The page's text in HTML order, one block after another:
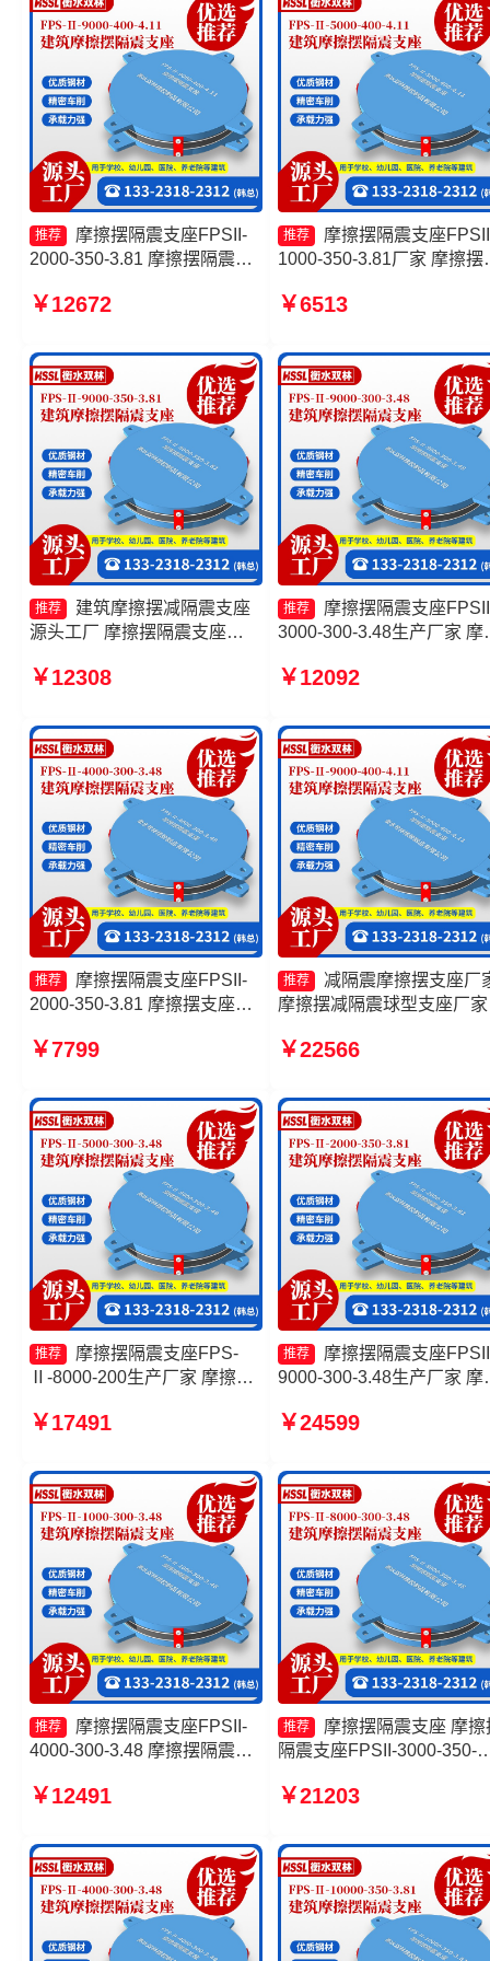
推荐
摩擦摆隔震支座FPSII-
2000-350-3.81 摩擦摆隔震支
工厂 FPS摩擦摆支座厂家 摩
厂
￥12672
推荐
摩擦摆隔震支座
1000-350-3.81厂家 摩擦摆
震支座价格 摩擦摆隔震支
￥6513
推荐
建筑摩擦摆减隔震支座
源头工厂 摩擦摆隔震支座
隔震支座FPS-Ⅱ-2000-500-
震支座生产厂家
￥12308
推荐
摩擦摆隔震支座
3000-300-3.48生产厂家 摩
3.81厂家 FPS支座源头工厂
400-4.11源头工厂
￥12092
推荐
摩擦摆隔震支座FPSII-
2000-350-3.81 摩擦摆支座价
5000-400-4.11源头工厂 建筑
￥7799
推荐
减隔震摩擦摆支座厂
摩擦摆减隔震球型支座厂
FPSII-9000-350-3.81
￥22566
推荐
摩擦摆隔震支座FPS-
Ⅱ-8000-200生产厂家 摩擦摆
3.48生产厂家 摩擦摆隔震支座
隔震摩擦摆支座生产厂家
￥17491
推荐
摩擦摆隔震支座
9000-300-3.48生产厂家 摩
4.11厂家 摩擦摆隔震支座
厂 建筑摩擦摆隔震支座
源头工厂
￥24599
推荐
摩擦摆隔震支座FPSII-
4000-300-3.48 摩擦摆隔震支
工厂 FPS隔震支座生产厂家
350-3.81
￥12491
推荐
摩擦摆隔震支座 摩擦
隔震支座FPSII-3000-350-
摩擦摆隔震支座FPSII-
￥21203